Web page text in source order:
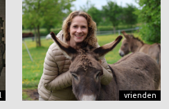
vrienden